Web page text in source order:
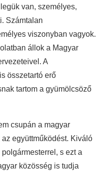
van, személyes,
Számtalan
viszonyban vagyok.
állok a Magyar
A
összetartó erő
tartom a gyümölcsöző
csupán a magyar
együttműködést. Kiváló
s ezt a
közösség is tudja